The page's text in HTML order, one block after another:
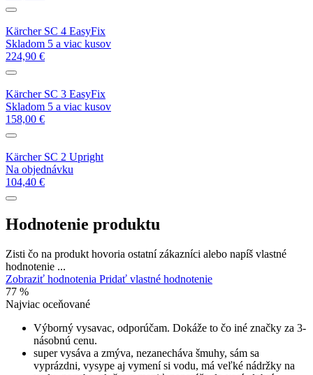
Kärcher SC 4 EasyFix
Skladom 5 a viac kusov
224,90 €
Kärcher SC 3 EasyFix
Skladom 5 a viac kusov
158,00 €
Kärcher SC 2 Upright
Na objednávku
104,40 €
Hodnotenie produktu
Zisti čo na produkt hovoria ostatní zákazníci alebo napíš vlastné
hodnotenie ...
Zobraziť hodnotenia Pridať vlastné hodnotenie
77 %
Najviac oceňované
Výborný vysavac, odporúčam. Dokáže to čo iné značky za 3-
násobnú cenu.
super vysáva a zmýva, nezanecháva šmuhy, sám sa
vyprázdni, vysype aj vymení si vodu, má veľké nádržky na